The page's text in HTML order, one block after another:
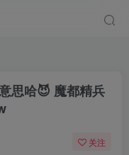
思哈😈 魔都精兵
关注